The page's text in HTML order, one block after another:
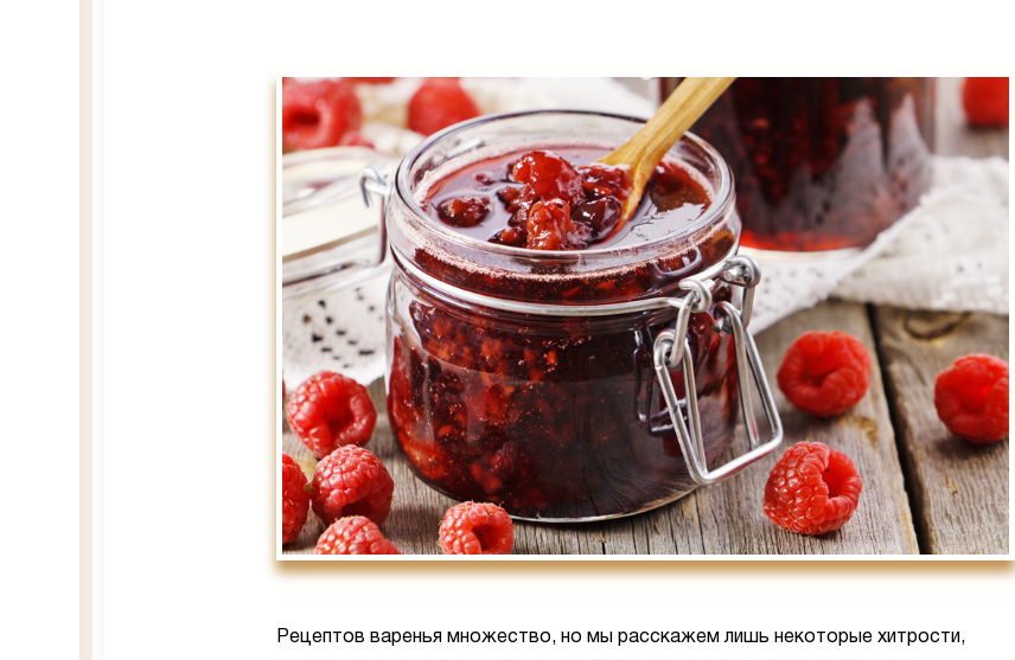
Рецептов варенья множество, но мы расскажем лишь некоторые хитрости,